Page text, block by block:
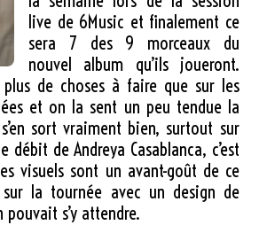
live de 6Music et finalement ce
sera 7 des 9 morceaux du
nouvel album qu’ils joueront.
plus de choses à faire que sur les
et on la sent un peu tendue la
sort vraiment bien, surtout sur
débit de Andreya Casablanca, c’est
visuels sont un avant-goût de ce
la tournée avec un design de
s’y attendre.